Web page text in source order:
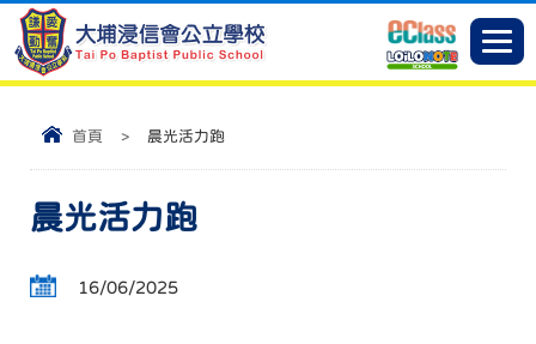
首頁 > 晨光活力跑
晨光活力跑
16/06/2025